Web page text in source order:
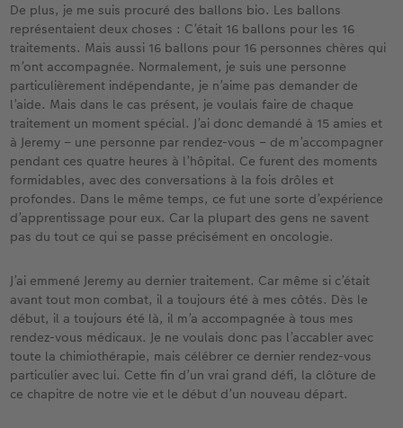
De plus, je me suis procuré des ballons bio. Les ballons
représentaient deux choses : C’était 16 ballons pour les 16
traitements. Mais aussi 16 ballons pour 16 personnes chères qui
m’ont accompagnée. Normalement, je suis une personne
particulièrement indépendante, je n’aime pas demander de
l’aide. Mais dans le cas présent, je voulais faire de chaque
traitement un moment spécial. J’ai donc demandé à 15 amies et
à Jeremy – une personne par rendez-vous – de m’accompagner
pendant ces quatre heures à l’hôpital. Ce furent des moments
formidables, avec des conversations à la fois drôles et
profondes. Dans le même temps, ce fut une sorte d’expérience
d’apprentissage pour eux. Car la plupart des gens ne savent
pas du tout ce qui se passe précisément en oncologie.
J’ai emmené Jeremy au dernier traitement. Car même si c’était
avant tout mon combat, il a toujours été à mes côtés. Dès le
début, il a toujours été là, il m’a accompagnée à tous mes
rendez-vous médicaux. Je ne voulais donc pas l’accabler avec
toute la chimiothérapie, mais célébrer ce dernier rendez-vous
particulier avec lui. Cette fin d’un vrai grand défi, la clôture de
ce chapitre de notre vie et le début d’un nouveau départ.